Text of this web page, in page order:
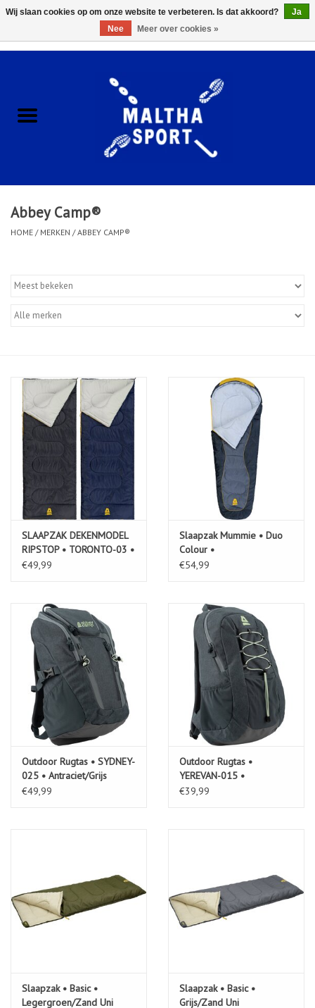
ACCESSOIRES/HARDWARE
KLEDING
Merken
Abbey Camp®
HOME / MERKEN /ABBEY CAMP®
SLAAPZAK DEKENMODEL
RIPSTOP • TORONTO-03 •
€49,99
Slaapzak Mummie • Duo
Colour •
€54,99
Outdoor Rugtas • SYDNEY-
025 • Antraciet/Grijs
€49,99
Outdoor Rugtas •
YEREVAN-015 •
Antraciet/Grijs (ANG)
€39,99
Slaapzak • Basic •
Legergroen/Zand Uni
Slaapzak • Basic •
Grijs/Zand Uni
Wij slaan cookies op om onze website te verbeteren. Is dat akkoord?
Ja
Nee
Meer over cookies »